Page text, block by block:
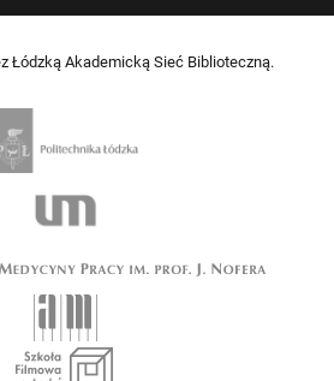
Łódzką Akademicką Sieć Biblioteczną.